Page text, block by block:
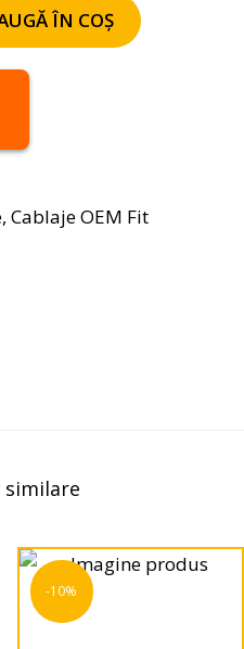
ÎN COȘ
, Cablaje OEM Fit
similare
-10%